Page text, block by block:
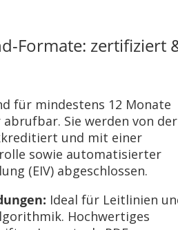
Formate: zertifiziert
für mindestens 12 Monate
Sie werden von der
und mit einer
sowie automatisierter
(EIV) abgeschlossen.
Ideal für Leitlinien
Hochwertiges